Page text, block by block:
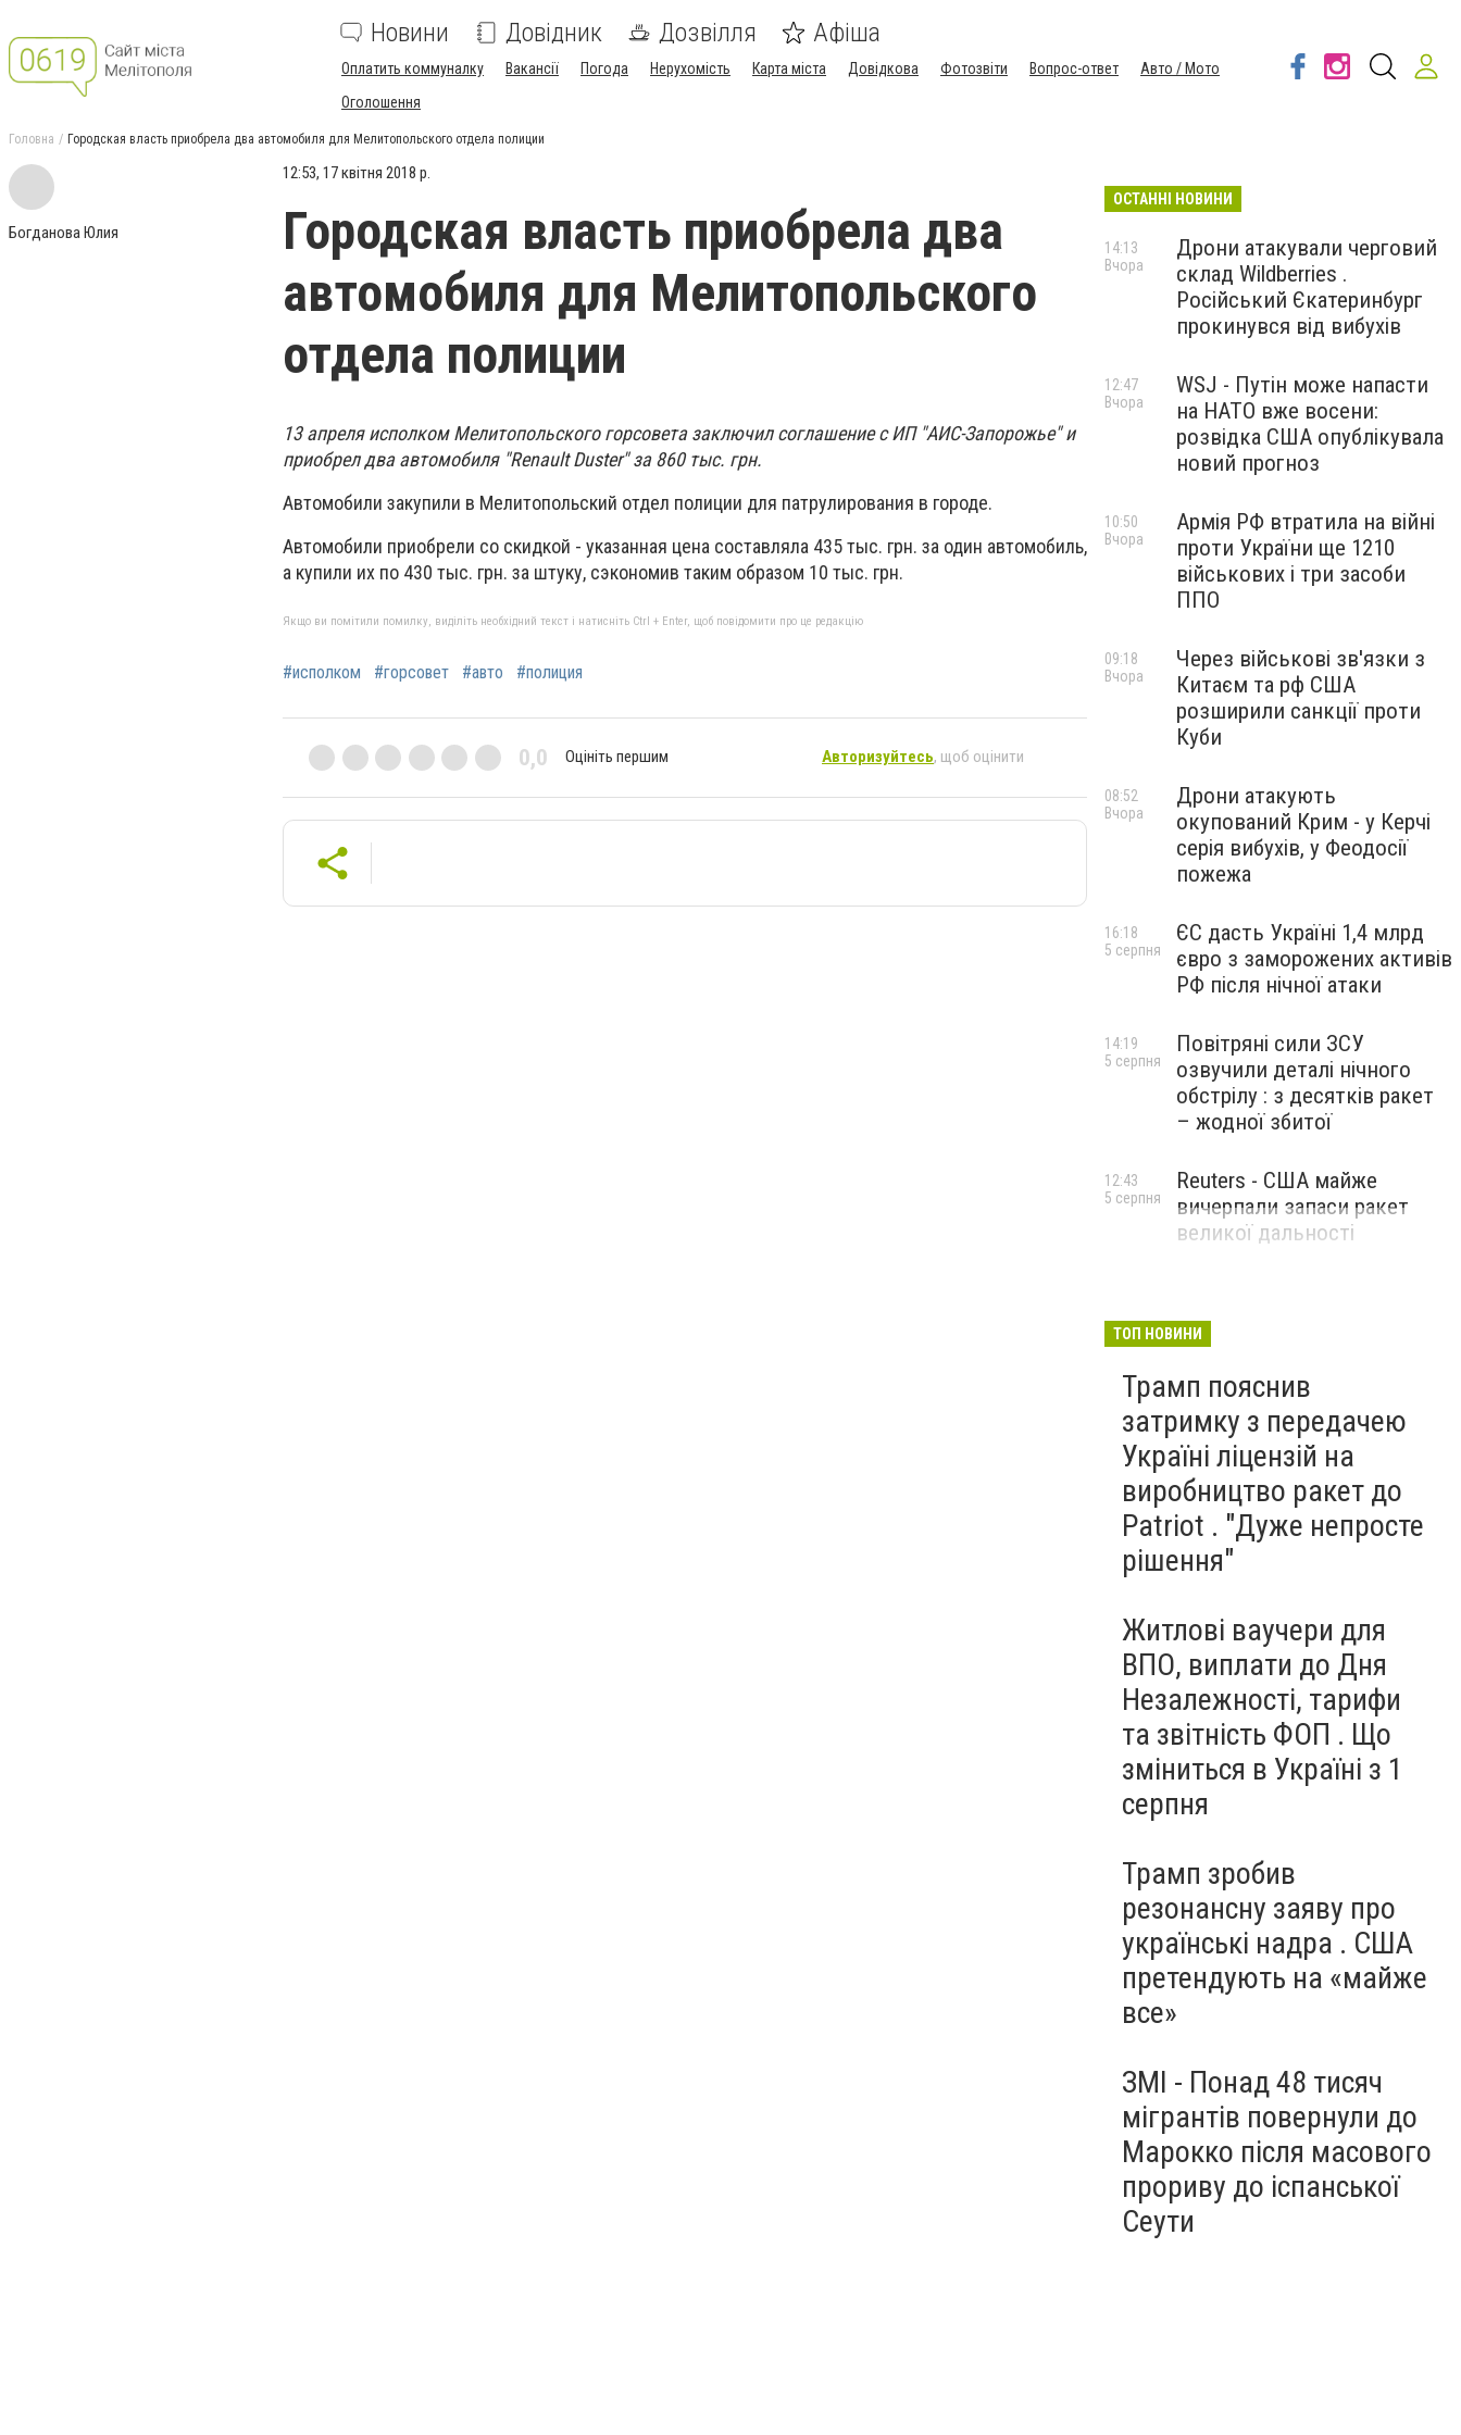
Новини Довідник Дозвілля Афіша
Оплатить коммуналку Вакансії Погода Нерухомість Карта міста Довідкова Фотозвіти Вопрос-ответ
Авто / Мото
Оголошення
Головна Городская власть приобрела два автомобиля для Мелитопольского отдела полиции
Богданова Юлия
12:53, 17 квітня 2018 р.
Городская власть приобрела два
автомобиля для Мелитопольского
отдела полиции
13 апреля исполком Мелитопольского горсовета заключил соглашение с ИП "АИС-Запорожье" и
приобрел два автомобиля "Renault Duster" за 860 тыс. грн.
Автомобили закупили в Мелитопольский отдел полиции для патрулирования в городе.
Автомобили приобрели со скидкой - указанная цена составляла 435 тыс. грн. за один автомобиль,
а купили их по 430 тыс. грн. за штуку, сэкономив таким образом 10 тыс. грн.
Якщо ви помітили помилку, виділіть необхідний текст і натисніть Ctrl + Enter, щоб повідомити про це редакцію
#исполком #горсовет #авто #полиция
0,0 Оцініть першим Авторизуйтесь, щоб оцінити
ОСТАННІ НОВИНИ
Дрони атакували черговий
склад Wildberries .
Російський Єкатеринбург
прокинувся від вибухів
14:13
Вчора
WSJ - Путін може напасти
на НАТО вже восени:
розвідка США опублікувала
новий прогноз
12:47
Вчора
Армія РФ втратила на війні
проти України ще 1210
військових і три засоби
ППО
10:50
Вчора
Через військові зв'язки з
Китаєм та рф США
розширили санкції проти
Куби
09:18
Вчора
Дрони атакують
окупований Крим - у Керчі
серія вибухів, у Феодосії
пожежа
08:52
Вчора
ЄС дасть Україні 1,4 млрд
євро з заморожених активів
РФ після нічної атаки
16:18
5 серпня
Повітряні сили ЗСУ
озвучили деталі нічного
обстрілу : з десятків ракет
– жодної збитої
14:19
5 серпня
Reuters - США майже
вичерпали запаси ракет
великої дальності
12:43
5 серпня
ТОП НОВИНИ
Трамп пояснив
затримку з передачею
Україні ліцензій на
виробництво ракет до
Patriot . "Дуже непросте
рішення"
Житлові ваучери для
ВПО, виплати до Дня
Незалежності, тарифи
та звітність ФОП . Що
зміниться в Україні з 1
серпня
Трамп зробив
резонансну заяву про
українські надра . США
претендують на «майже
все»
ЗМІ - Понад 48 тисяч
мігрантів повернули до
Марокко після масового
прориву до іспанської
Сеути